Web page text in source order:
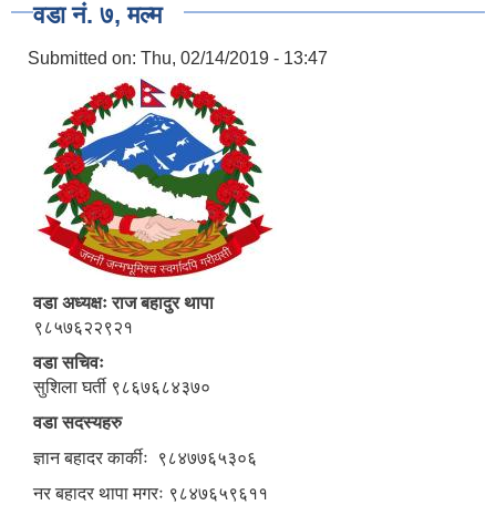
वडा नं. ७, मल्म
Submitted on: Thu, 02/14/2019 - 13:47
वडा अध्यक्षः राज बहादुर थापा
९८५७६२२९२१
वडा सचिवः
सुशिला घर्ती ९८६७६८४३७०
वडा सदस्यहरु
ज्ञान बहादर कार्कीः ९८४७७६५३०६
नर बहादर थापा मगरः ९८४७६५९६११